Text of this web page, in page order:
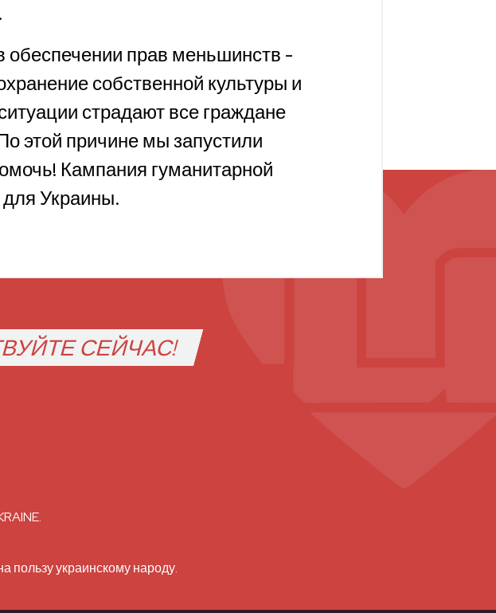
обеспечении прав меньшинств -
собственной культуры и
страдают все граждане
этой причине мы запустили
Кампания гуманитарной
Украины.
СЕЙЧАС!
пользу украинскому народу.